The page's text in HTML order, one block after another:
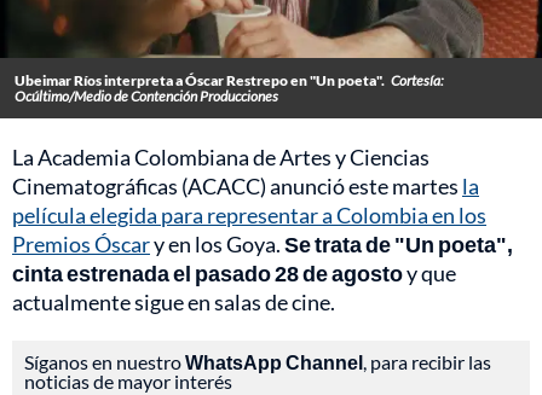
Ubeimar Ríos interpreta a Óscar Restrepo en "Un poeta". Cortesía:
Ocúltimo/Medio de Contención Producciones
La Academia Colombiana de Artes y Ciencias
Cinematográficas (ACACC) anunció este martes la
película elegida para representar a Colombia en los
Premios Óscary en los Goya.Se trata de "Un poeta",
cinta estrenada el pasado 28 de agostoy que
actualmente sigue en salas de cine.
Síganos en nuestroWhatsApp Channel, para recibir las
noticias de mayor interés